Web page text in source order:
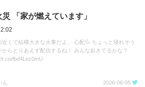
「家が燃えています」
近くで結構大きな火事だよ、 心配💦 ちょっと寝れそう
からとりあえず配信するね！ みんな起きてるかな？
t.co/fbd4Lez0mU
ん 2026-06-05